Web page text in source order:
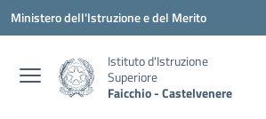
Vai ai contenuti
Vai al menu di navigazione
Vai al footer
Ministero dell'Istruzione e del Merito
Istituto d'Istruzione
Superiore
Faicchio - Castelvenere